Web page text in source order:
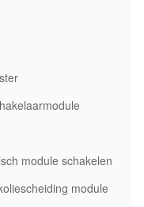
module schakelen
module